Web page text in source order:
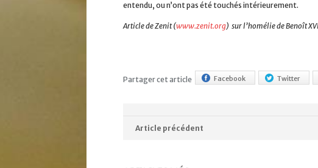
entendu, ou n’ont pas été touchés intérieurement.
Article de Zenit (www.zenit.org) sur l’homélie de Benoît
Partager cet article Facebook Twitter
Article précédent